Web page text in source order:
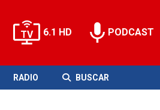
6.1 HD PODCAST
RADIO BUSCAR